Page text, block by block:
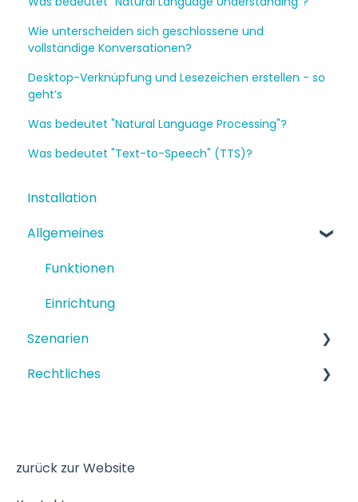
Wie unterscheiden sich geschlossene und
vollständige Konversationen?
Desktop-Verknüpfung und Lesezeichen erstellen - so
geht’s
Was bedeutet "Natural Language Processing"?
Was bedeutet "Text-to-Speech" (TTS)?
Installation
Allgemeines
Funktionen
Einrichtung
Szenarien
Strukturiertes Szenario
Rechtliches
zurück zur Website